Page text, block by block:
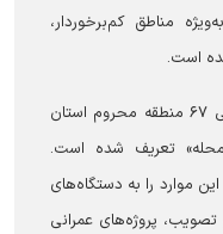
مناطق کم‌برخوردار،
شده است.
وی افزود: بر اساس این طرح، برای تمامی ۶۷ منطقه محروم استان
تعریف شده است.
موارد را به دستگاه‌های
پروژه‌های عمرانی